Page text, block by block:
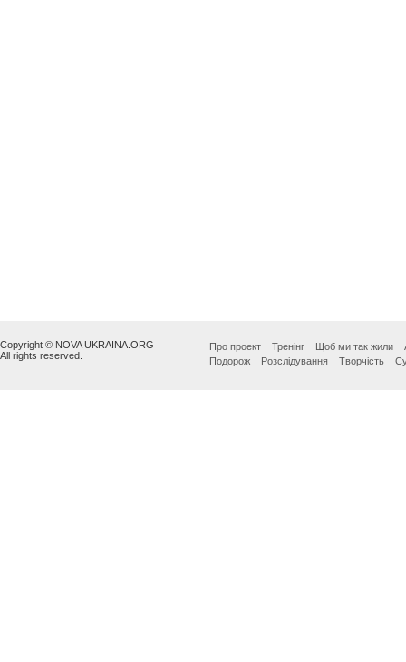
Copyright © NOVA UKRAINA.ORG
All rights reserved.
Про проект Тренінг Щоб ми так жили
Подорож
Розслідування Творчість